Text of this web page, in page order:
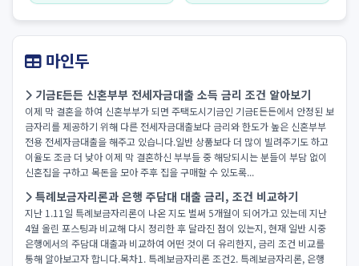
마인두
기금E든든 신혼부부 전세자금대출 소득 금리 조건 알아보기
이제 막 결혼을 하여 신혼부부가 되면 주택도시기금인 기금E든든에서 안정된 보
금자리를 제공하기 위해 다른 전세자금대출보다 금리와 한도가 높은 신혼부부
전용 전세자금대출을 해주고 있습니다.일반 상품보다 더 많이 빌려주기도 하고
이율도 조금 더 낮아 이제 막 결혼하신 부부들 중 해당되시는 분들이 부담 없이
신혼집을 구하고 목돈을 모아 주후 집을 구매할 수 있도록...
특례보금자리론과 은행 주담대 대출 금리, 조건 비교하기
지난 1.11일 특례보금자리론이 나온 지도 벌써 5개월이 되어가고 있는데 지난
4월 올린 포스팅과 비교해 다시 정리한 후 달라진 점이 있는지, 현재 일반 시중
은행에서의 주담대 대출과 비교하여 어떤 것이 더 유리한지, 금리 조건 비교를
통해 알아보고자 합니다.목차1. 특례보금자리론 조건2. 특례보금자리론, 은행